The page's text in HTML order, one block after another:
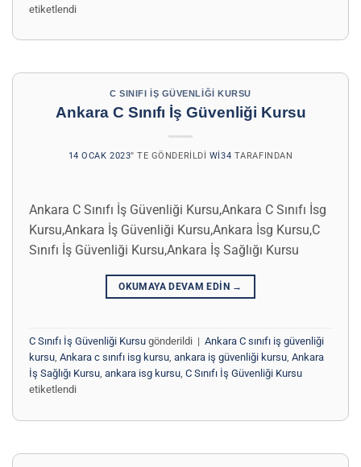
etiketlendi
C SINIFI İŞ GÜVENLIĞI KURSU
Ankara C Sınıfı İş Güvenliği Kursu
14 OCAK 2023’' TE GÖNDERILDI WI34 TARAFINDAN
Ankara C Sınıfı İş Güvenliği Kursu,Ankara C Sınıfı İsg
Kursu,Ankara İş Güvenliği Kursu,Ankara İsg Kursu,C
Sınıfı İş Güvenliği Kursu,Ankara İş Sağlığı Kursu
OKUMAYA DEVAM EDIN →
C Sınıfı İş Güvenliği Kursu gönderildi | Ankara C sınıfı iş güvenliği
kursu, Ankara c sınıfı isg kursu, ankara iş güvenliği kursu, Ankara
İş Sağlığı Kursu, ankara isg kursu, C Sınıfı İş Güvenliği Kursu
etiketlendi